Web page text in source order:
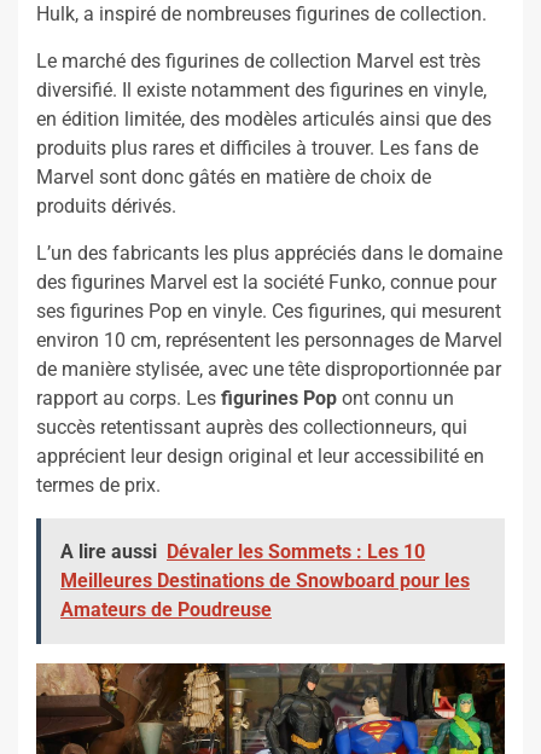
Hulk, a inspiré de nombreuses figurines de collection.
Le marché des figurines de collection Marvel est très
diversifié. Il existe notamment des figurines en vinyle,
en édition limitée, des modèles articulés ainsi que des
produits plus rares et difficiles à trouver. Les fans de
Marvel sont donc gâtés en matière de choix de
produits dérivés.
L’un des fabricants les plus appréciés dans le domaine
des figurines Marvel est la société Funko, connue pour
ses figurines Pop en vinyle. Ces figurines, qui mesurent
environ 10 cm, représentent les personnages de Marvel
de manière stylisée, avec une tête disproportionnée par
rapport au corps. Les figurines Pop ont connu un
succès retentissant auprès des collectionneurs, qui
apprécient leur design original et leur accessibilité en
termes de prix.
A lire aussi Dévaler les Sommets : Les 10
Meilleures Destinations de Snowboard pour les
Amateurs de Poudreuse